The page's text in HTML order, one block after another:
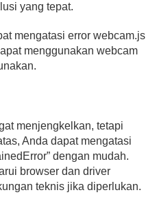
yang tepat.
mengatasi error webcam.js
menggunakan webcam
menjengkelkan, tetapi
Anda dapat mengatasi
dengan mudah.
browser dan driver
teknis jika diperlukan.